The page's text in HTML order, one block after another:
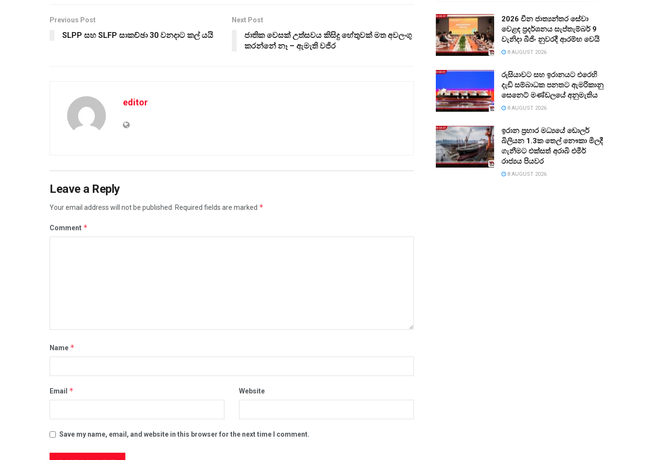
Previous Post
SLPP සහ SLFP සාකච්ඡා 30 වනදාට කල් යයි
Next Post
ජාතික වෙසක් උත්සවය කිසිදු හේතුවක් මත අවලංගු
කරන්නේ නෑ – ඇමැති වජිර
editor
Leave a Reply
Your email address will not be published. Required fields are marked *
Comment *
Name *
Email * Website
Save my name, email, and website in this browser for the next time I comment.
2026 චීන ජාත්‍යන්තර සේවා
වෙළඳ ප්‍රදර්ශනය සැප්තැම්බර් 9
වැනිදා බීජිං නුවරදී ආරම්භ වෙයි
8 AUGUST 2026
රුසියාවට සහ ඉරානයට එරෙහි
දැඩි සම්බාධක පනතට ඇමරිකානු
සෙනෙට් මණ්ඩලයේ අනුමැතිය
8 AUGUST 2026
ඉරාන ප්‍රහාර මධ්‍යයේ ඩොලර්
බිලියන 1.3ක තෙල් නෞකා මිලදී
ගැනීමට එක්සත් අරාබි එමීර්
රාජ්‍යය පියවර
8 AUGUST 2026